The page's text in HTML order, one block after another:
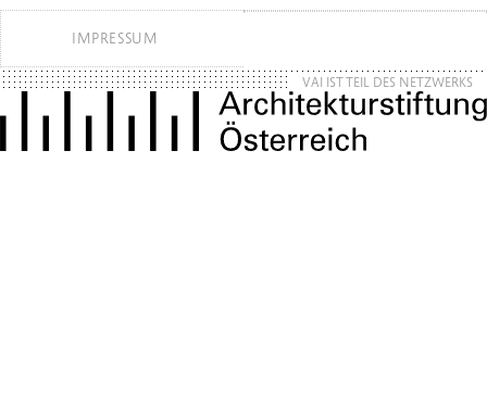
IMPRESSUM
VAI IST TEIL DES NETZWERKS